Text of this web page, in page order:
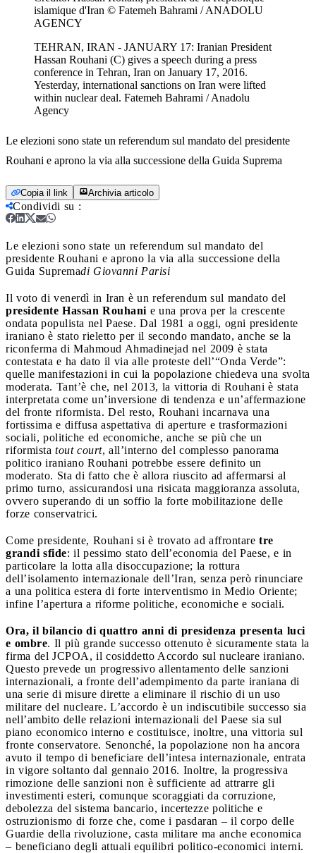
islamique d'Iran © Fatemeh Bahrami / ANADOLU
AGENCY
TEHRAN, IRAN - JANUARY 17: Iranian President
Hassan Rouhani (C) gives a speech during a press
conference in Tehran, Iran on January 17, 2016.
Yesterday, international sanctions on Iran were lifted
within nuclear deal. Fatemeh Bahrami / Anadolu
Agency
Le elezioni sono state un referendum sul mandato del presidente
Rouhani e aprono la via alla successione della Guida Suprema
Copia il link Archivia articolo
Condividi su :
Le elezioni sono state un referendum sul mandato del
presidente Rouhani e aprono la via alla successione della
Guida Supremadi Giovanni Parisi
Il voto di venerdì in Iran è un referendum sul mandato del
presidente Hassan Rouhani e una prova per la crescente
ondata populista nel Paese. Dal 1981 a oggi, ogni presidente
iraniano è stato rieletto per il secondo mandato, anche se la
riconferma di Mahmoud Ahmadinejad nel 2009 è stata
contestata e ha dato il via alle proteste dell’“Onda Verde”:
quelle manifestazioni in cui la popolazione chiedeva una svolta
moderata. Tant’è che, nel 2013, la vittoria di Rouhani è stata
interpretata come un’inversione di tendenza e un’affermazione
del fronte riformista. Del resto, Rouhani incarnava una
fortissima e diffusa aspettativa di aperture e trasformazioni
sociali, politiche ed economiche, anche se più che un
riformista tout court, all’interno del complesso panorama
politico iraniano Rouhani potrebbe essere definito un
moderato. Sta di fatto che è allora riuscito ad affermarsi al
primo turno, assicurandosi una risicata maggioranza assoluta,
ovvero superando di un soffio la forte mobilitazione delle
forze conservatrici.
Come presidente, Rouhani si è trovato ad affrontare tre
grandi sfide: il pessimo stato dell’economia del Paese, e in
particolare la lotta alla disoccupazione; la rottura
dell’isolamento internazionale dell’Iran, senza però rinunciare
a una politica estera di forte interventismo in Medio Oriente;
infine l’apertura a riforme politiche, economiche e sociali.
Ora, il bilancio di quattro anni di presidenza presenta luci
e ombre. Il più grande successo ottenuto è sicuramente stata la
firma del JCPOA, il cosiddetto Accordo sul nucleare iraniano.
Questo prevede un progressivo allentamento delle sanzioni
internazionali, a fronte dell’adempimento da parte iraniana di
una serie di misure dirette a eliminare il rischio di un uso
militare del nucleare. L’accordo è un indiscutibile successo sia
nell’ambito delle relazioni internazionali del Paese sia sul
piano economico interno e costituisce, inoltre, una vittoria sul
fronte conservatore. Senonché, la popolazione non ha ancora
avuto il tempo di beneficiare dell’intesa internazionale, entrata
in vigore soltanto dal gennaio 2016. Inoltre, la progressiva
rimozione delle sanzioni non è sufficiente ad attrarre gli
investimenti esteri, comunque scoraggiati da corruzione,
debolezza del sistema bancario, incertezze politiche e
ostruzionismo di forze che, come i pasdaran – il corpo delle
Guardie della rivoluzione, casta militare ma anche economica
– beneficiano degli attuali equilibri politico-economici interni.